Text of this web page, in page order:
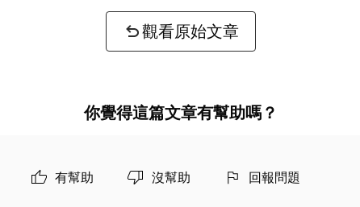
觀看原始文章
你覺得這篇文章有幫助嗎？
有幫助 沒幫助 回報問題